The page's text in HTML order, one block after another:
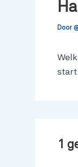
Door
start
1